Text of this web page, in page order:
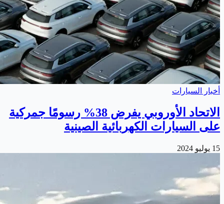
أخبار السيارات
الاتحاد الأوروبي يفرض 38% رسومًا جمركية
على السيارات الكهربائية الصينية
15 يوليو 2024